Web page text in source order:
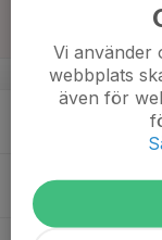
Tis
Vi använder
webbplats
även för